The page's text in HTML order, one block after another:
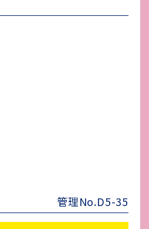
-
和式トイレ有り、水回り造作要、賃
管理No.D5-35